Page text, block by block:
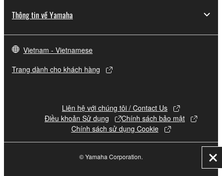
Thông tin về Yamaha
Vietnam - Vietnamese
Trang dành cho khách hàng
Liên hệ với chúng tôi / Contact Us
Điều khoản Sử dụng
Chính sách bảo mật
Chính sách sử dụng Cookie
© Yamaha Corporation.